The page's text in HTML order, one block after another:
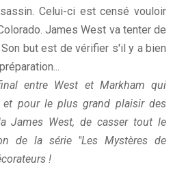
Celui-ci est censé vouloir
James West va tenter de
but est de vérifier s'il y a bien
entre West et Markham qui
pour le plus grand plaisir des
James West, de casser tout le
de la série "Les Mystères de
!